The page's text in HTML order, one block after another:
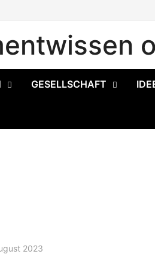
GESELLSCHAFT
2023